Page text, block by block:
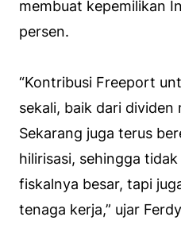
membuat kepemilikan
persen.
“Kontribusi Freeport
sekali, baik dari dividen
Sekarang juga terus
hilirisasi, sehingga
fiskalnya besar, tapi
tenaga kerja,” ujar